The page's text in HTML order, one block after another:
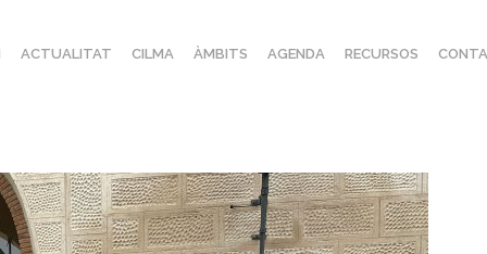
ACTUALITAT CILMA ÀMBITS AGENDA RECURSOS